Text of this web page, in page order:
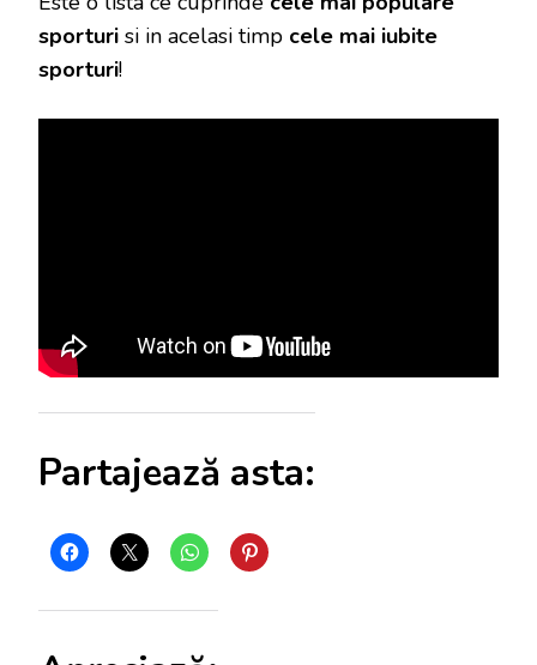
sporturi si in acelasi timp cele mai iubite
sporturi!
Partajează asta: